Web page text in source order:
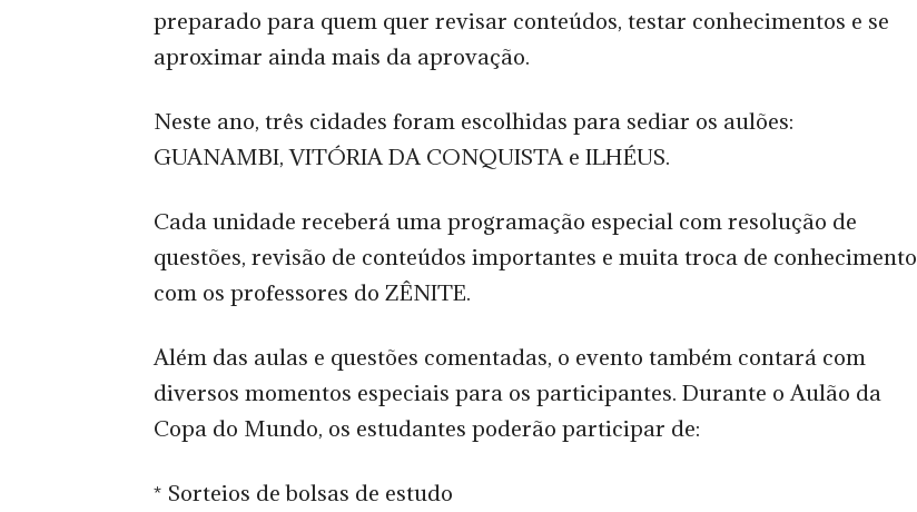
preparado para quem quer revisar conteúdos, testar conhecimentos e se
aproximar ainda mais da aprovação.
Neste ano, três cidades foram escolhidas para sediar os aulões:
GUANAMBI, VITÓRIA DA CONQUISTA e ILHÉUS.
Cada unidade receberá uma programação especial com resolução de
questões, revisão de conteúdos importantes e muita troca de conhecimento
com os professores do ZÊNITE.
Além das aulas e questões comentadas, o evento também contará com
diversos momentos especiais para os participantes. Durante o Aulão da
Copa do Mundo, os estudantes poderão participar de:
* Sorteios de bolsas de estudo